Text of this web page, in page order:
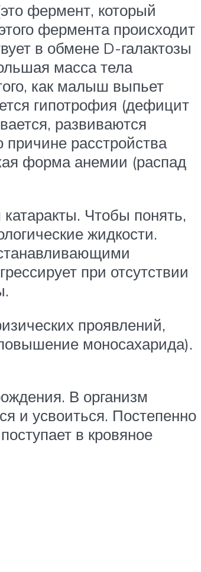
фермент, который
фермента происходит
в обмене D-галактозы
масса тела
как малыш выпьет
гипотрофия (дефицит
развиваются
причине расстройства
форма анемии (распад
Чтобы понять,
жидкости.
при отсутствии
проявлений,
моносахарида).
В организм
и усвоиться. Постепенно
в кровяное